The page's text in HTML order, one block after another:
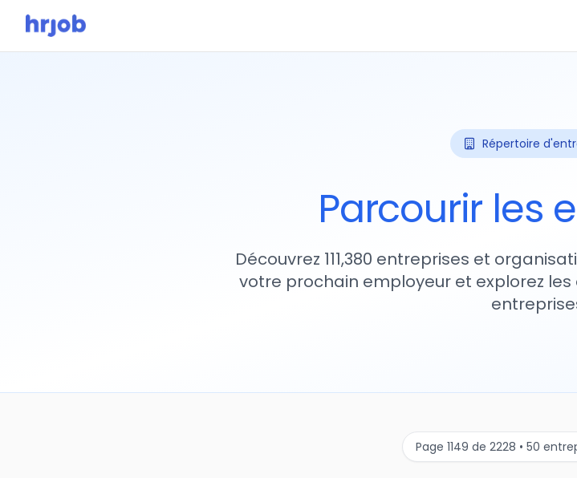
Répertoire
Parcourir les
Découvrez 111,380 entreprises et
votre prochain employeur et explorez
Page 1149 de 2228 • 50